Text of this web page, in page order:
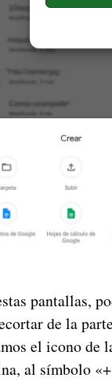
pantallas,
de la
el icono de
al símbolo